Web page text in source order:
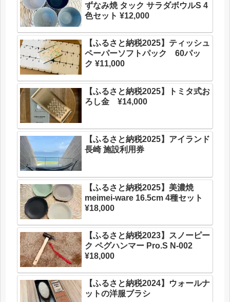
ずなみ焼 タック サラダボウルS 4
色セット ¥12,000
【ふるさと納税2025】ティッシュ
ペーパーソフトパック 60パッ
ク ¥11,000
【ふるさと納税2025】トミタ式お
ろし金 ¥14,000
【ふるさと納税2025】アイランド
長崎 施設利用券
【ふるさと納税2025】美濃焼
meimei-ware 16.5cm 4種セット
¥18,000
【ふるさと納税2023】スノーピー
ク ペグハンマー Pro.S N-002
¥18,000
【ふるさと納税2024】ウォールナ
ットの洋服ブラシ